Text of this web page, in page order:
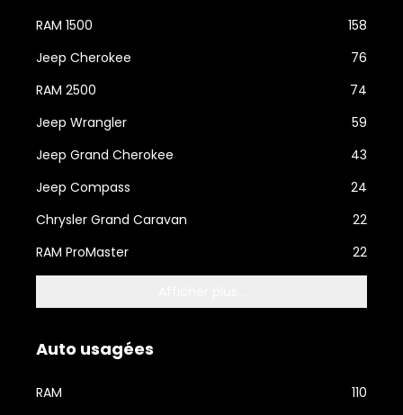
RAM 1500
158
Jeep Cherokee
76
RAM 2500
74
Jeep Wrangler
59
Jeep Grand Cherokee
43
Jeep Compass
24
Chrysler Grand Caravan
22
RAM ProMaster
22
Auto usagées
RAM
110